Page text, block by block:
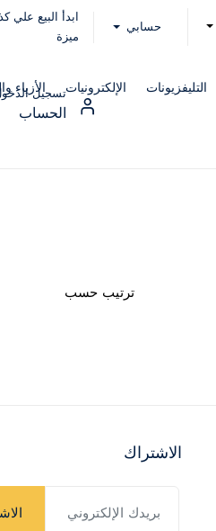
حسابي
ابدأ البيع علي
ميزة
التليفزيونات الإلكترونيات الأزياءتسجيل
الحساب
ترتيب حسب
الاشتراك